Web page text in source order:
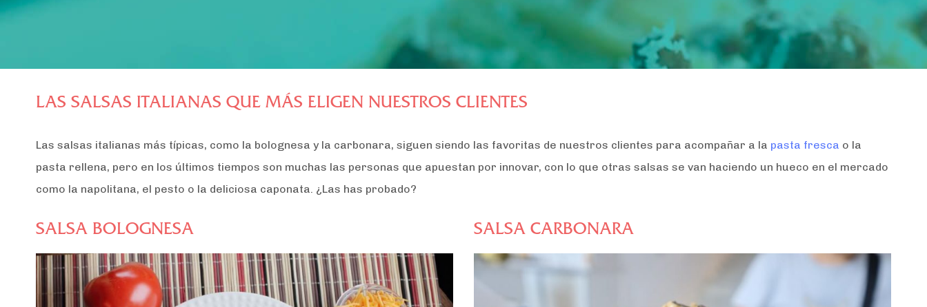
LAS SALSAS ITALIANAS QUE MÁS ELIGEN NUESTROS CLIENTES
Las salsas italianas más típicas, como la bolognesa y la carbonara, siguen siendo las favoritas de nuestros clientes para acompañar a la pasta fresca o la
pasta rellena, pero en los últimos tiempos son muchas las personas que apuestan por innovar, con lo que otras salsas se van haciendo un hueco en el mercado
como la napolitana, el pesto o la deliciosa caponata. ¿Las has probado?
SALSA BOLOGNESA SALSA CARBONARA